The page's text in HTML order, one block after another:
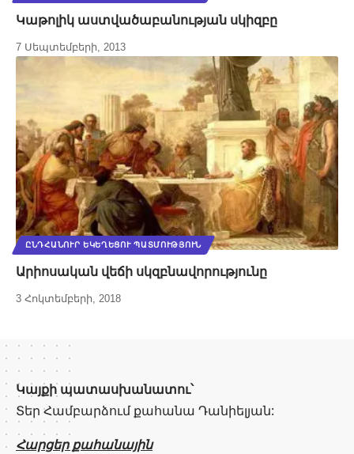
Կաթոլիկ աստվածաբանության սկիզբը
7 Սեպտեմբերի, 2013
ԸՆԴՀԱՆՈՒՐ ԵԿԵՂԵՑՈՒ ՊԱՏՄՈՒԹՅՈՒՆ
Արիոսական վեճի սկզբնավորությունը
3 Հոկտեմբերի, 2018
Կայքի պատասխանատու՝
Տեր Համբարձում քահանա Դանիելյան:
Հարցեր քահանային